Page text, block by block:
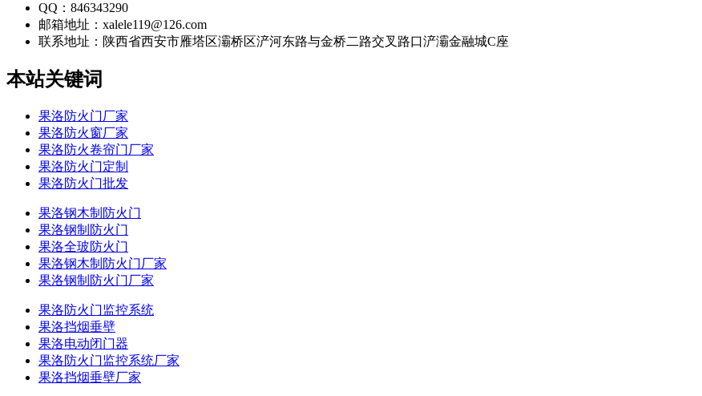
QQ：846343290
邮箱地址：xalele119@126.com
联系地址： 陕西省西安市雁塔区灞桥区浐河东路与金桥二路交叉路口浐灞金融城C座
本站关键词
果洛防火门厂家
果洛防火窗厂家
果洛防火卷帘门厂家
果洛防火门定制
果洛防火门批发
果洛钢木制防火门
果洛钢制防火门
果洛全玻防火门
果洛钢木制防火门厂家
果洛钢制防火门厂家
果洛防火门监控系统
果洛挡烟垂壁
果洛电动闭门器
果洛防火门监控系统厂家
果洛挡烟垂壁厂家